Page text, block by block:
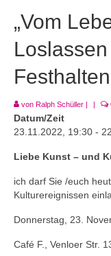
Einkaufsladen
Empfehlung des
Videos
Veranstaltungen
Leipziger
„Vom
Loslassen
von Ralph Schüller | |
Datum/Zeit
23.11.2022, 19:30 -
Liebe Kunst – und
ich darf Sie /euch
Kulturereignissen
Donnerstag, 23.
Café F., Venloer Str.